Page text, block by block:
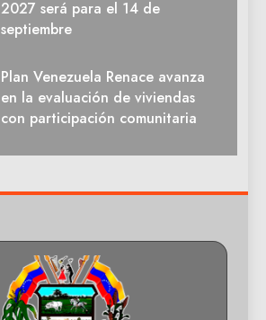
2027 será para el 14 de
septiembre
Plan Venezuela Renace avanza
en la evaluación de viviendas
con participación comunitaria